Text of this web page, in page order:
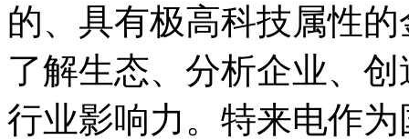
的、具有极高科技属性
了解生态、分析企业、
行业影响力。特来电作